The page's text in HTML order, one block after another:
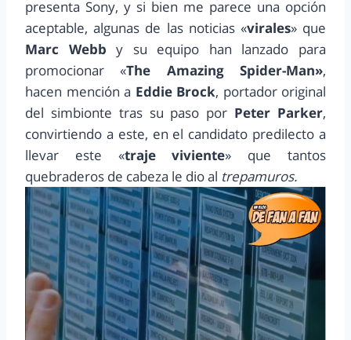
presenta Sony, y si bien me parece una opción
aceptable, algunas de las noticias «virales» que
Marc Webb y su equipo han lanzado para
promocionar «The Amazing Spider-Man»,
hacen mención a Eddie Brock, portador original
del simbionte tras su paso por Peter Parker,
convirtiendo a este, en el candidato predilecto a
llevar este «traje viviente» que tantos
quebraderos de cabeza le dio al trepamuros.